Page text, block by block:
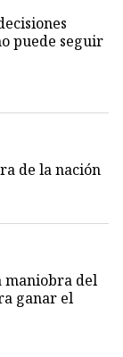
puede seguir
de la nación
maniobra del
ganar el